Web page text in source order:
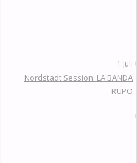
1 Juli
Nordstadt Session: LA BANDA
RUPO